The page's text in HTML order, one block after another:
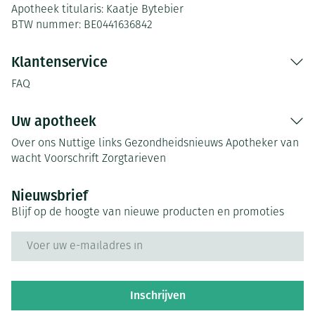
Apotheek titularis: Kaatje Bytebier
BTW nummer: BE0441636842
Klantenservice
FAQ
Uw apotheek
Over ons Nuttige links Gezondheidsnieuws Apotheker van
wacht Voorschrift Zorgtarieven
Nieuwsbrief
Blijf op de hoogte van nieuwe producten en promoties
Inschrijven